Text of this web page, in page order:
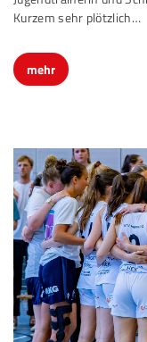
Kurzem sehr plötzlich…
mehr